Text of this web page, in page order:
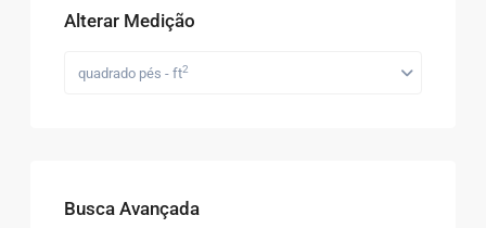
Alterar Medição
quadrado pés - ft2
Busca Avançada